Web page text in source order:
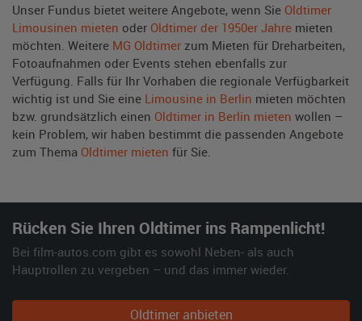
Unser Fundus bietet weitere Angebote, wenn Sie Oldtimer
Limousinen mieten oder Oldtimer der 1950er Jahre mieten
möchten. Weitere MG Oldtimer zum Mieten für Dreharbeiten,
Fotoaufnahmen oder Events stehen ebenfalls zur
Verfügung. Falls für Ihr Vorhaben die regionale Verfügbarkeit
wichtig ist und Sie eine Limousine in Berlin mieten möchten
bzw. grundsätzlich einen Oldtimer in Berlin mieten wollen –
kein Problem, wir haben bestimmt die passenden Angebote
zum Thema Oldtimer mieten für Sie.
Rücken Sie Ihren Oldtimer ins Rampenlicht!
Bei film-autos.com gibt es sowohl Neben- als auch
Hauptrollen zu vergeben – und das immer wieder.
Oldtimer anbieten